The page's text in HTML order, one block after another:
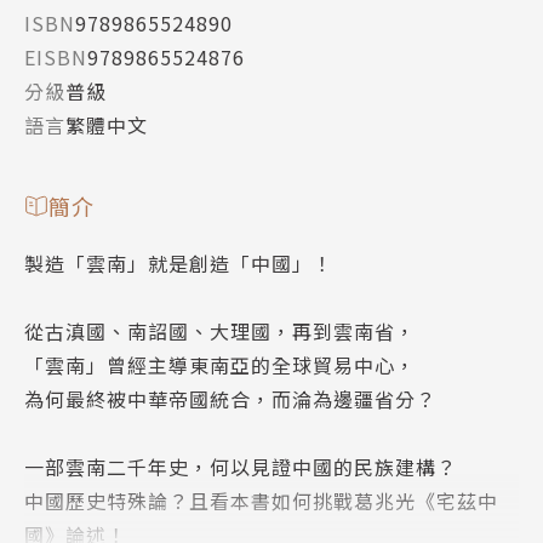
ISBN9789865524890
EISBN9789865524876
分級普級
語言繁體中文
簡介
製造「雲南」就是創造「中國」！
從古滇國、南詔國、大理國，再到雲南省，
「雲南」曾經主導東南亞的全球貿易中心，
為何最終被中華帝國統合，而淪為邊疆省分？
一部雲南二千年史，何以見證中國的民族建構？
中國歷史特殊論？且看本書如何挑戰葛兆光《宅茲中
國》論述！